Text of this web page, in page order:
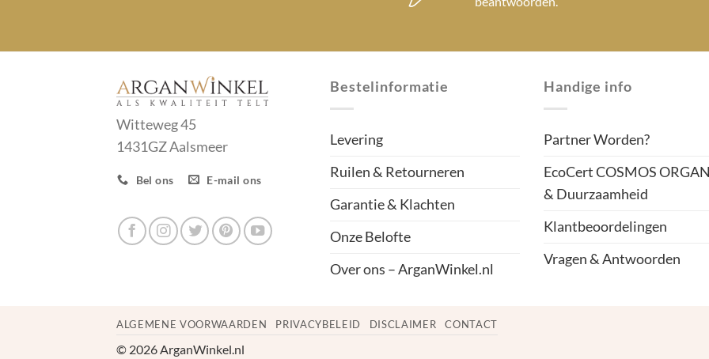
Witteweg 45
1431GZ Aalsmeer
Bel ons E-mail ons
Bestelinformatie
Levering
Ruilen & Retourneren
Garantie & Klachten
Onze Belofte
Over ons – ArganWinkel.nl
Handige info
Partner Worden?
EcoCert COSMOS
& Duurzaamheid
Klantbeoordelingen
Vragen & Antwoorden
ALGEMENE VOORWAARDEN PRIVACYBELEID DISCLAIMER CONTACT
© 2026 ArganWinkel.nl